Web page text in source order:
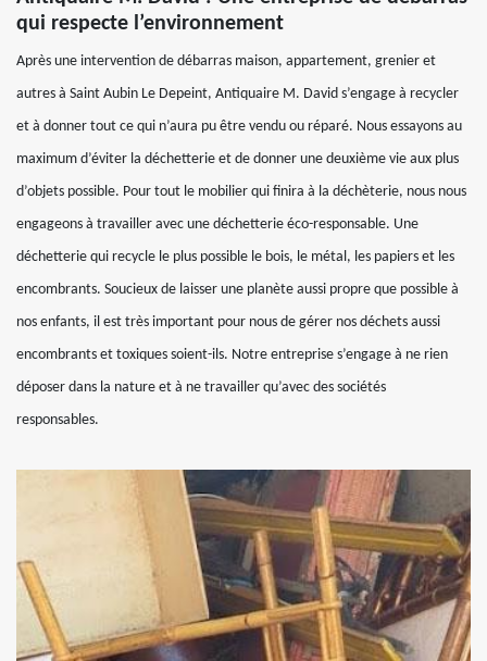
qui respecte l’environnement
Après une intervention de débarras maison, appartement, grenier et
autres à Saint Aubin Le Depeint, Antiquaire M. David s’engage à recycler
et à donner tout ce qui n’aura pu être vendu ou réparé. Nous essayons au
maximum d’éviter la déchetterie et de donner une deuxième vie aux plus
d’objets possible. Pour tout le mobilier qui finira à la déchèterie, nous nous
engageons à travailler avec une déchetterie éco-responsable. Une
déchetterie qui recycle le plus possible le bois, le métal, les papiers et les
encombrants. Soucieux de laisser une planète aussi propre que possible à
nos enfants, il est très important pour nous de gérer nos déchets aussi
encombrants et toxiques soient-ils. Notre entreprise s’engage à ne rien
déposer dans la nature et à ne travailler qu’avec des sociétés
responsables.